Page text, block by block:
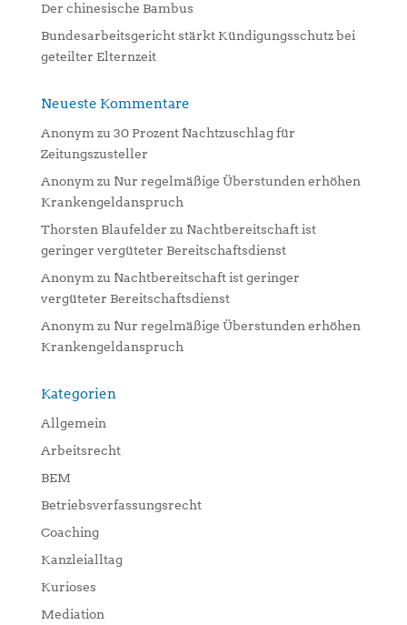
Der chinesische Bambus
Bundesarbeitsgericht stärkt Kündigungsschutz bei
geteilter Elternzeit
Neueste Kommentare
Anonym zu 30 Prozent Nachtzuschlag für
Zeitungszusteller
Anonym zu Nur regelmäßige Überstunden erhöhen
Krankengeldanspruch
Thorsten Blaufelder zu Nachtbereitschaft ist
geringer vergüteter Bereitschaftsdienst
Anonym zu Nachtbereitschaft ist geringer
vergüteter Bereitschaftsdienst
Anonym zu Nur regelmäßige Überstunden erhöhen
Krankengeldanspruch
Kategorien
Allgemein
Arbeitsrecht
BEM
Betriebsverfassungsrecht
Coaching
Kanzleialltag
Kurioses
Mediation